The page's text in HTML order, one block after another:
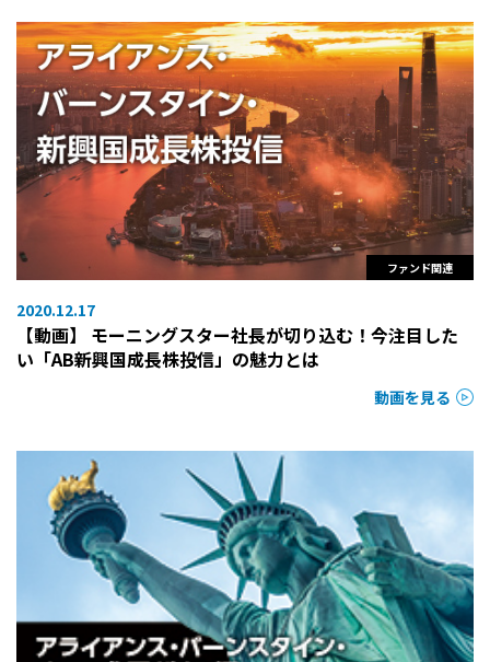
ファンド関連
2020.12.17
【動画】 モーニングスター社長が切り込む！今注目した
い「AB新興国成長株投信」の魅力とは
動画を見る